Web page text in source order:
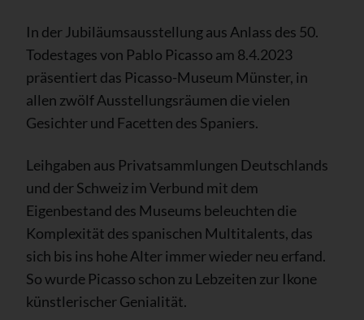
In der Jubiläumsausstellung aus Anlass des 50.
Todestages von Pablo Picasso am 8.4.2023
präsentiert das Picasso-Museum Münster, in
allen zwölf Ausstellungsräumen die vielen
Gesichter und Facetten des Spaniers.
Leihgaben aus Privatsammlungen Deutschlands
und der Schweiz im Verbund mit dem
Eigenbestand des Museums beleuchten die
Komplexität des spanischen Multitalents, das
sich bis ins hohe Alter immer wieder neu erfand.
So wurde Picasso schon zu Lebzeiten zur Ikone
künstlerischer Genialität.